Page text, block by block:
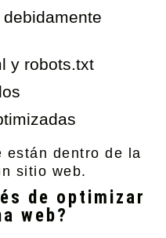
y robots.txt
están dentro de la
sitio web.
de optimizar
web?